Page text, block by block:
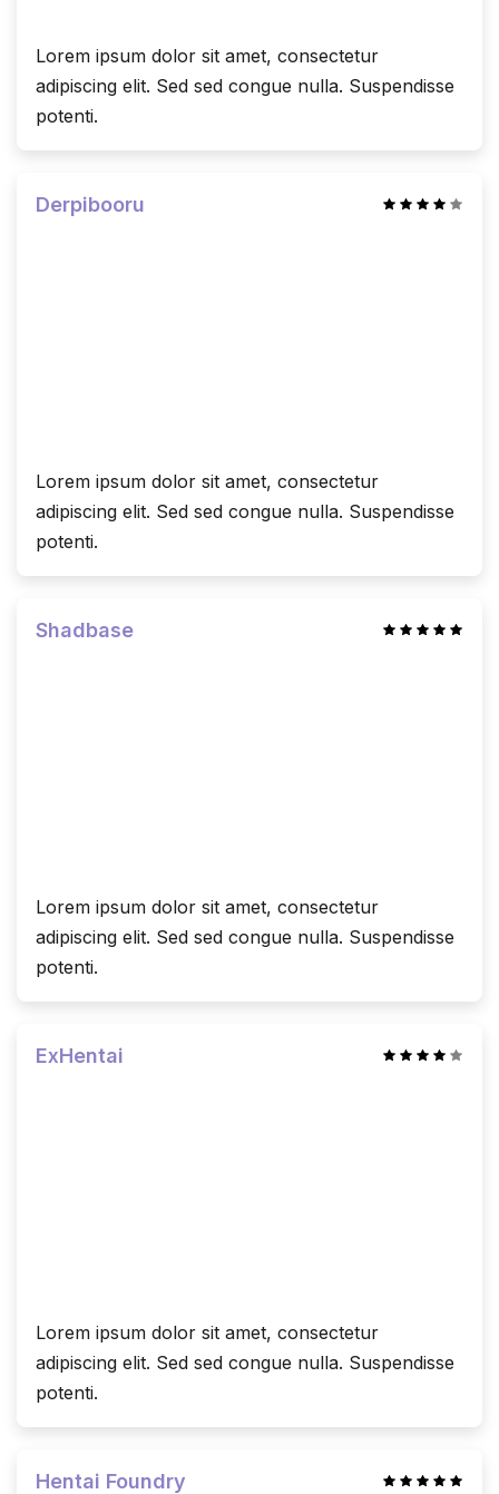
Lorem ipsum dolor sit amet, consectetur
adipiscing elit. Sed sed congue nulla. Suspendisse
potenti.
Derpibooru
Lorem ipsum dolor sit amet, consectetur
adipiscing elit. Sed sed congue nulla. Suspendisse
potenti.
Shadbase
Lorem ipsum dolor sit amet, consectetur
adipiscing elit. Sed sed congue nulla. Suspendisse
potenti.
ExHentai
Lorem ipsum dolor sit amet, consectetur
adipiscing elit. Sed sed congue nulla. Suspendisse
potenti.
Hentai Foundry